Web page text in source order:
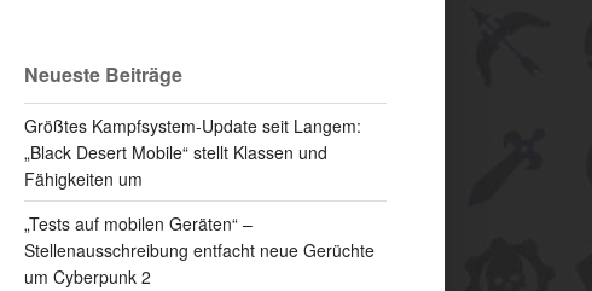
Neueste Beiträge
Größtes Kampfsystem-Update seit Langem:
„Black Desert Mobile“ stellt Klassen und
Fähigkeiten um
„Tests auf mobilen Geräten“ –
Stellenausschreibung entfacht neue Gerüchte
um Cyberpunk 2